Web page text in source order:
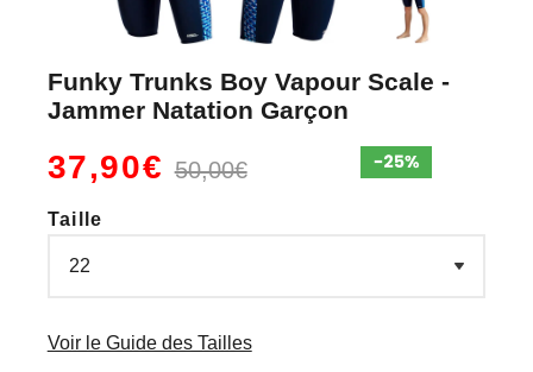
Funky Trunks Boy Vapour Scale -
Jammer Natation Garçon
37,90€50,00€
Taille
Voir le Guide des Tailles